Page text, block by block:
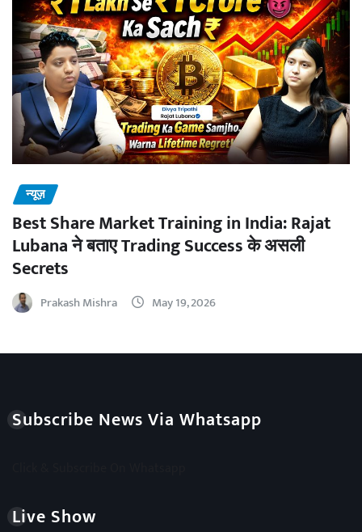
न्यूज़
Best Share Market Training in India: Rajat
Lubana ने बताए Trading Success के असली
Secrets
Prakash Mishra May 19, 2026
Subscribe News Via Whatsapp
Live Show